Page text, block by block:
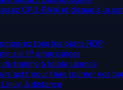
CPU, RAM et disque à la
tous les plans RDP
sur IP américaines
de trading à faible latence
actif pour faire tourner vos
à distance